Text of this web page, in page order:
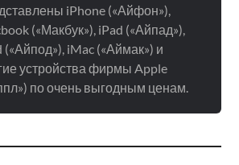
iPhone («Айфон»),
(«Макбук»), iPad («Айпад»),
(«Айпод»), iMac («Аймак») и
устройства фирмы Apple
по очень выгодным ценам.